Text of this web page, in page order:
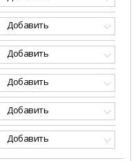
Добавить
Добавить
Добавить
Добавить
Добавить